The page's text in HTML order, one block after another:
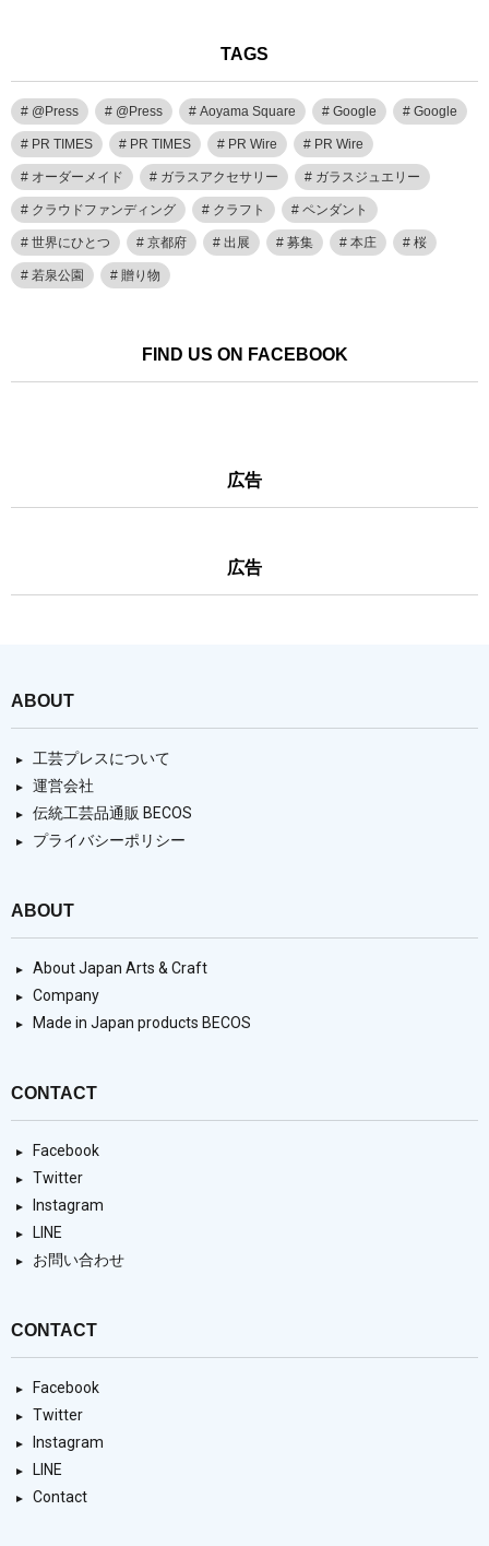
TAGS
@Press @Press Aoyama Square Google Google
PR TIMES PR TIMES PR Wire PR Wire
オーダーメイド ガラスアクセサリー ガラスジュエリー
クラウドファンディング クラフト ペンダント
世界にひとつ 京都府 出展 募集 本庄 桜
若泉公園 贈り物
FIND US ON FACEBOOK
広告
広告
ABOUT
工芸プレスについて
運営会社
伝統工芸品通販 BECOS
プライバシーポリシー
ABOUT
About Japan Arts & Craft
Company
Made in Japan products BECOS
CONTACT
Facebook
Twitter
Instagram
LINE
お問い合わせ
CONTACT
Facebook
Twitter
Instagram
LINE
Contact